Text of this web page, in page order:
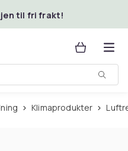
til fri frakt!
Klimaprodukter